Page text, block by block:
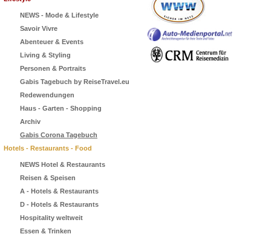
NEWS - Mode & Lifestyle
Savoir Vivre
Abenteuer & Events
Living & Styling
Personen & Portraits
Gabis Tagebuch by ReiseTravel.eu
Redewendungen
Haus - Garten - Shopping
Archiv
Gabis Corona Tagebuch
Hotels - Restaurants - Food
NEWS Hotel & Restaurants
Reisen & Speisen
A - Hotels & Restaurants
D - Hotels & Restaurants
Hospitality weltweit
Essen & Trinken